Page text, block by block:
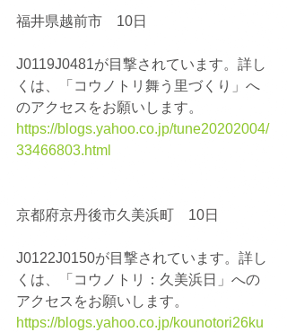
福井県越前市　10日
J0119J0481が目撃されています。詳し
くは、「コウノトリ舞う里づくり」へ
のアクセスをお願いします。
https://blogs.yahoo.co.jp/tune20202004/
33466803.html
京都府京丹後市久美浜町　10日
J0122J0150が目撃されています。詳し
くは、「コウノトリ：久美浜日」への
アクセスをお願いします。
https://blogs.yahoo.co.jp/kounotori26ku